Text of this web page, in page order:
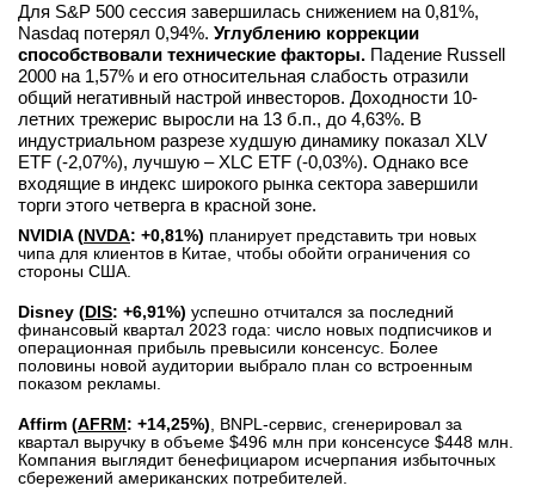
Для S&P 500 сессия завершилась снижением на 0,81%,
Nasdaq потерял 0,94%. Углублению коррекции
способствовали технические факторы. Падение Russell
2000 на 1,57% и его относительная слабость отразили
общий негативный настрой инвесторов. Доходности 10-
летних трежерис выросли на 13 б.п., до 4,63%. В
индустриальном разрезе худшую динамику показал XLV
ETF (-2,07%), лучшую – XLC ETF (-0,03%). Однако все
входящие в индекс широкого рынка сектора завершили
торги этого четверга в красной зоне.
NVIDIA (NVDA: +0,81%) планирует представить три новых
чипа для клиентов в Китае, чтобы обойти ограничения со
стороны США.
Disney (DIS: +6,91%) успешно отчитался за последний
финансовый квартал 2023 года: число новых подписчиков и
операционная прибыль превысили консенсус. Более
половины новой аудитории выбрало план со встроенным
показом рекламы.
Affirm (AFRM: +14,25%) , BNPL-сервис, сгенерировал за
квартал выручку в объеме $496 млн при консенсусе $448 млн.
Компания выглядит бенефициаром исчерпания избыточных
сбережений американских потребителей.